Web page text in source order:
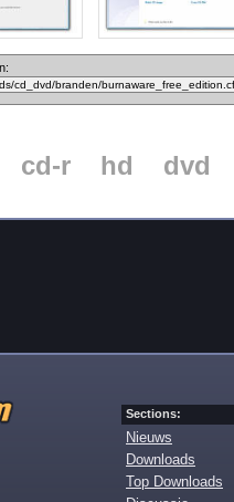
cd-r hd dvd
Sections:
Nieuws
Downloads
Top Downloads